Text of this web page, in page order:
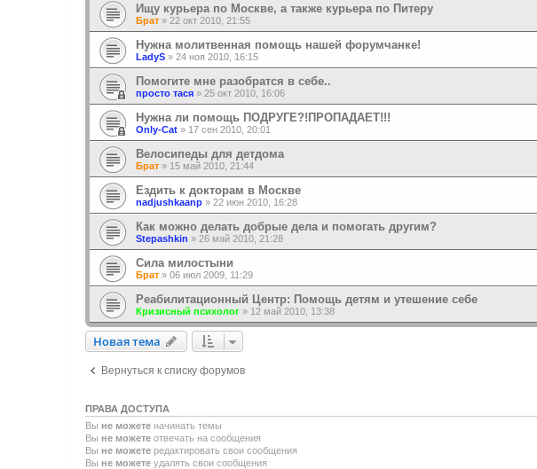
Ищу курьера по Москве, а также курьера по Питеру
Брат » 22 окт 2010, 21:55
Нужна молитвенная помощь нашей форумчанке!
LadyS » 24 ноя 2010, 16:15
Помогите мне разобратся в себе..
просто тася » 25 окт 2010, 16:06
Нужна ли помощь ПОДРУГЕ?!ПРОПАДАЕТ!!!
Only-Cat » 17 сен 2010, 20:01
Велосипеды для детдома
Брат » 15 май 2010, 21:44
Ездить к докторам в Москве
nadjushkaanp » 22 июн 2010, 16:28
Как можно делать добрые дела и помогать другим?
Stepashkin » 26 май 2010, 21:28
Сила милостыни
Брат » 06 июл 2009, 11:29
Реабилитационный Центр: Помощь детям и утешение себе
Кризисный психолог » 12 май 2010, 13:38
Новая тема
Новаятема
Вернуться к списку форумов
ПРАВА ДОСТУПА
Вы не можете начинать темы
Вы не можете отвечать на сообщения
Вы не можете редактировать свои сообщения
Вы не можете удалять свои сообщения